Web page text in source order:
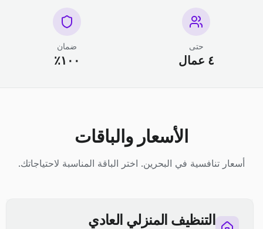
حتى
٤ عمال
ضمان
١٠٠٪
الأسعار والباقات
أسعار تنافسية في البحرين. اختر الباقة المناسبة لاحتياجاتك.
التنظيف المنزلي العادي